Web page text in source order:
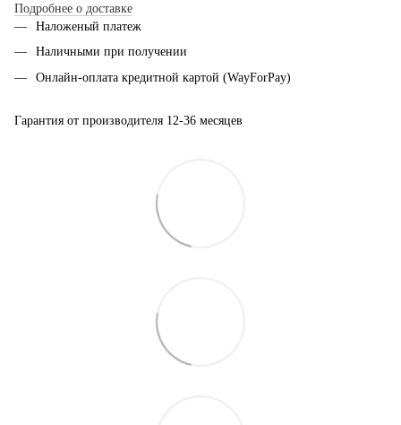
Подробнее о доставке
Наложеный платеж
Наличными при получении
Онлайн-оплата кредитной картой (WayForPay)
Гарантия от производителя 12-36 месяцев